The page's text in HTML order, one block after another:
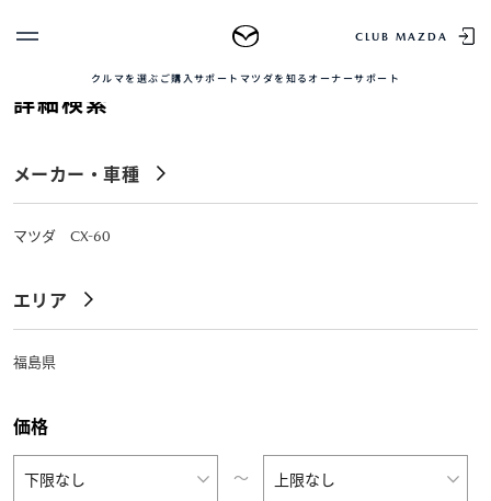
CLUB MAZDA
クルマを選ぶ ご購入サポート マツダを知る オーナーサポート
クルマを選ぶ
MAZDAのSUV比較
クルマ購入ガイド
カンタン見積り
試乗車検索
マツダを知る
CLUB MAZDAとは
ゲスト 様
MYページTOP
QRコード
お知らせ配信の登録・解除
ログアウト
詳細検索
メーカー・車種
マツダ CX-60
エリア
福島県
価格
〜